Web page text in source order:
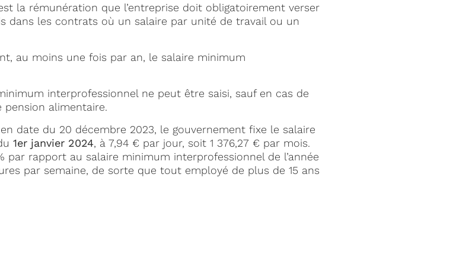
la rémunération que l’entreprise doit obligatoirement verser
dans les contrats où un salaire par unité de travail ou un
au moins une fois par an, le salaire minimum
interprofessionnel ne peut être saisi, sauf en cas de
alimentaire.
date du 20 décembre 2023, le gouvernement fixe le salaire
1er janvier 2024, à 7,94 € par jour, soit 1 376,27 € par mois.
par rapport au salaire minimum interprofessionnel de l’année
par semaine, de sorte que tout employé de plus de 15 ans